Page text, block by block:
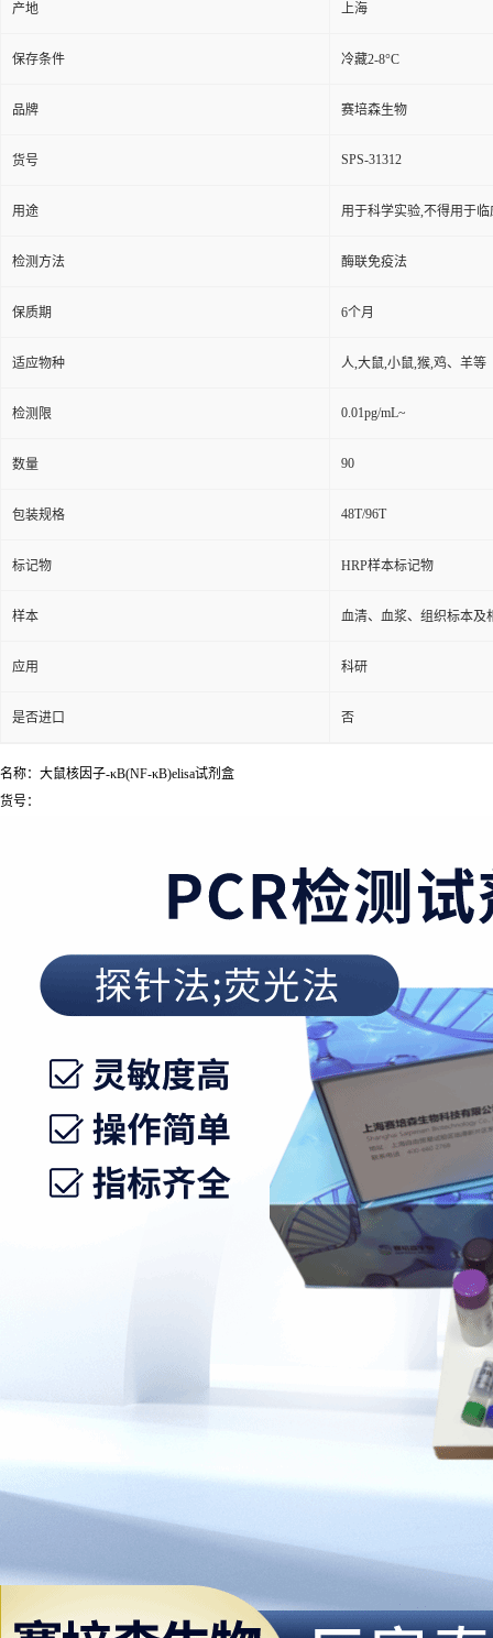
产地 上海
保存条件 冷藏2-8°C
品牌 赛培森生物
货号 SPS-31312
用途 用于科学实验,不得用于临
检测方法 酶联免疫法
保质期 6个月
适应物种 人,大鼠,小鼠,猴,鸡、羊等
检测限 0.01pg/mL~
数量 90
包装规格 48T/96T
标记物 HRP样本标记物
样本 血清、血浆、组织标本及
应用 科研
是否进口 否
名称：大鼠核因子-κB(NF-κB)elisa试剂盒
货号：